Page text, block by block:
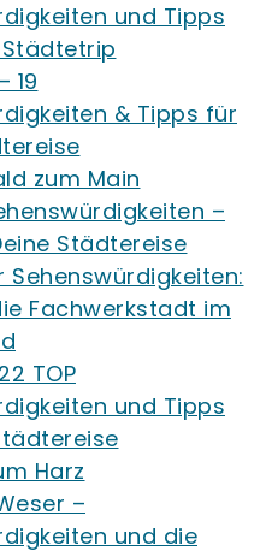
und Tipps
19
& Tipps für
zum Main
–
Städtereise
Sehenswürdigkeiten:
Fachwerkstadt im
TOP
und Tipps
Harz
–
und die